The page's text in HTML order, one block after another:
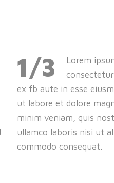
1/3
Lorem
ex fb aute in esse
ut labore et dolore
minim veniam, quis
ullamco laboris nisi ut
commodo consequat.